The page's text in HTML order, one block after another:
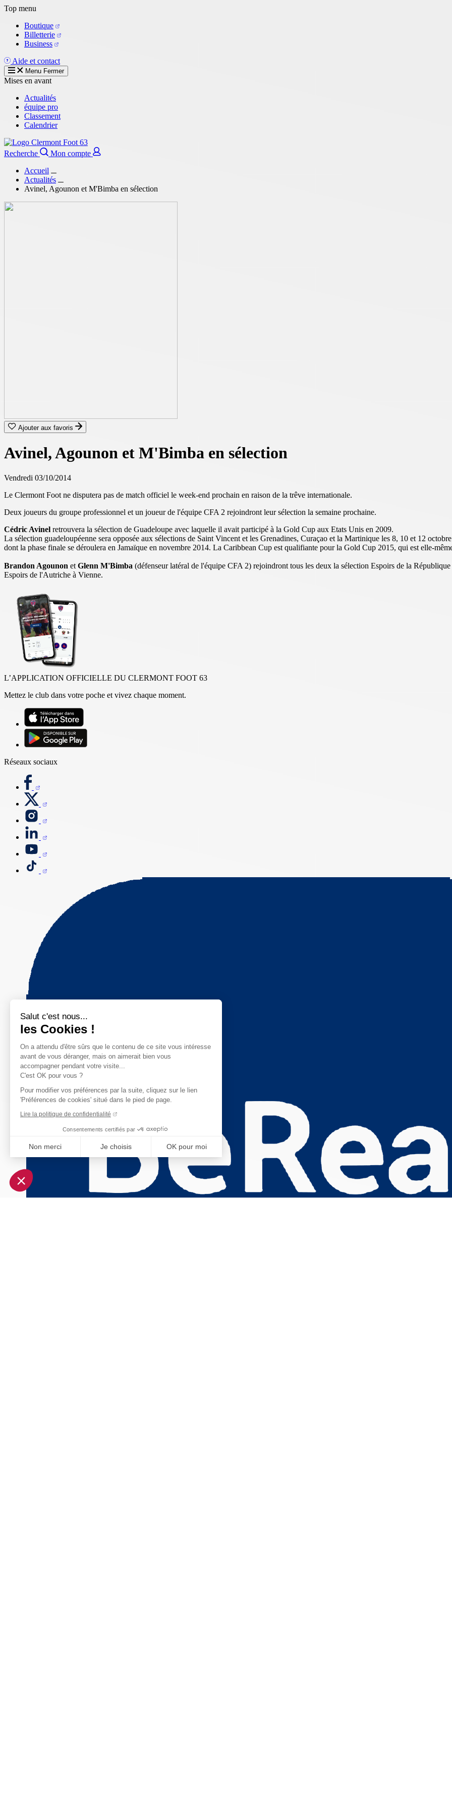
Salut c'est nous...
les Cookies !
On a attendu d'être sûrs que le contenu de ce site vous intéresse
avant de vous déranger, mais on aimerait bien vous
accompagner pendant votre visite...
C'est OK pour vous ?
Pour modifier vos préférences par la suite, cliquez sur le lien
'Préférences de cookies' situé dans le pied de page.
Lire la politique de confidentialité
Consentements certifiés par
Non merci Je choisis OK pour moi
Plateforme de Gestion du Consentement : Personnalisez vos Options
Notre plateforme vous permet d'adapter et de gérer vos paramètres de confidentialité, en garantissant la conformité avec
Aller
contenu
principal
Top menu
Boutique
Billetterie
Business
Aide et contact
Menu Fermer
Mises en avant
Actualités
équipe pro
Classement
Calendrier
Recherche
Mon compte
Accueil
Actualités
Avinel, Agounon et M'Bimba en sélection
Ajouter aux favoris
Avinel, Agounon et M'Bimba en sélection
Vendredi 03/10/2014
Le Clermont Foot ne disputera pas de match officiel le week-end prochain en raison de la trêve internationale.
Deux joueurs du groupe professionnel et un joueur de l'équipe CFA 2 rejoindront leur sélection la semaine prochaine.
Cédric Avinel retrouvera la sélection de Guadeloupe avec laquelle il avait participé à la Gold Cup aux Etats Unis en 2009.
La sélection guadeloupéenne sera opposée aux sélections de Saint Vincent et les Grenadines, Curaçao et la Martinique les 8, 10 et 12
dont la phase finale se déroulera en Jamaïque en novembre 2014. La Caribbean Cup est qualifiante pour la Gold Cup 2015, qui est elle-
Brandon Agounon et Glenn M'Bimba (défenseur latéral de l'équipe CFA 2) rejoindront tous les deux la sélection Espoirs de la
Espoirs de l'Autriche à Vienne.
L’APPLICATION OFFICIELLE DU CLERMONT FOOT 63
Mettez le club dans votre poche et vivez chaque moment.
Réseaux sociaux